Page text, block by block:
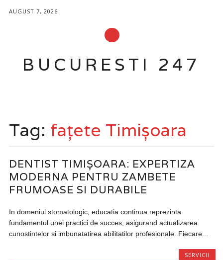
AUGUST 7, 2026
BUCURESTI 247
content
Tag: fațete Timișoara
DENTIST TIMIȘOARA: EXPERTIZA
MODERNA PENTRU ZAMBETE
FRUMOASE SI DURABILE
In domeniul stomatologic, educatia continua reprezinta
fundamentul unei practici de succes, asigurand actualizarea
cunostintelor si imbunatatirea abilitatilor profesionale. Fiecare...
SERVICII